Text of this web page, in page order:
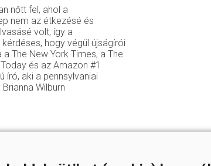
nőtt fel, ahol a
nem az étkezésé és
volt, így a
hogy végül újságírói
The New York Times, a The
és az Amazon #1
író, aki a pennsylvaniai
Wilburn